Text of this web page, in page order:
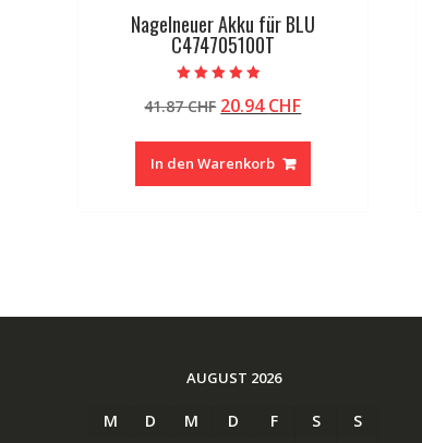
Nagelneuer Akku für BLU
C474705100T
4.50
von 5
41.87CHF Ursprünglicher
war:
41.87 CHF
20.94CHFAktueller
In den Warenkorb
AUGUST 2026
M D M D F S
S